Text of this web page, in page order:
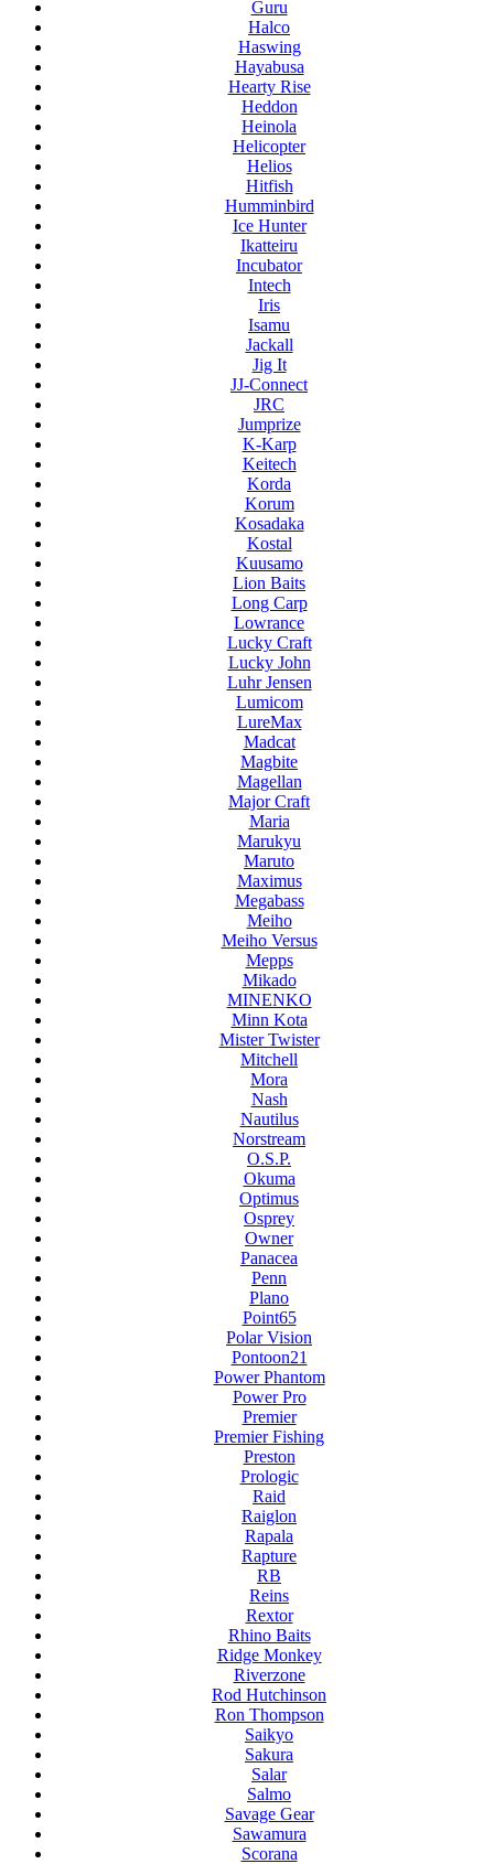
Guru
Halco
Haswing
Hayabusa
Hearty Rise
Heddon
Heinola
Helicopter
Helios
Hitfish
Humminbird
Ice Hunter
Ikatteiru
Incubator
Intech
Iris
Isamu
Jackall
Jig It
JJ-Connect
JRC
Jumprize
K-Karp
Keitech
Korda
Korum
Kosadaka
Kostal
Kuusamo
Lion Baits
Long Carp
Lowrance
Lucky Craft
Lucky John
Luhr Jensen
Lumicom
LureMax
Madcat
Magbite
Magellan
Major Craft
Maria
Marukyu
Maruto
Maximus
Megabass
Meiho
Meiho Versus
Mepps
Mikado
MINENKO
Minn Kota
Mister Twister
Mitchell
Mora
Nash
Nautilus
Norstream
O.S.P.
Okuma
Optimus
Osprey
Owner
Panacea
Penn
Plano
Point65
Polar Vision
Pontoon21
Power Phantom
Power Pro
Premier
Premier Fishing
Preston
Prologic
Raid
Raiglon
Rapala
Rapture
RB
Reins
Rextor
Rhino Baits
Ridge Monkey
Riverzone
Rod Hutchinson
Ron Thompson
Saikyo
Sakura
Salar
Salmo
Savage Gear
Sawamura
Scorana